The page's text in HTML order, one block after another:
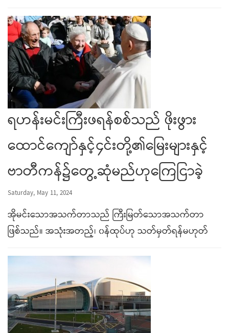
ရဟန်းမင်းကြီးဖရန်စစ်သည် ဖိုးဖွား
ထောင်ကျော်နှင့်၄င်းတို့၏မြေးများနှင့်
ဗာတီကန်၌တွေ့ဆုံမည်ဟုကြေငြာခဲ့
Saturday, May 11, 2024
အိုမင်းသောအသက်တာသည် ကြီးမြတ်သောအသက်တာ
ဖြစ်သည်။ အသုံးအတည့်၊ ၀န်ထုပ်ဟု သတ်မှတ်ရန်မဟုတ်